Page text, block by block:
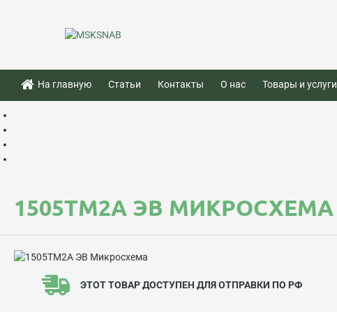
На главную Статьи Контакты О нас Товары и услуги
1505ТМ2А ЭВ МИКРОСХЕМА
ЭТОТ ТОВАР ДОСТУПЕН ДЛЯ ОТПРАВКИ ПО РФ